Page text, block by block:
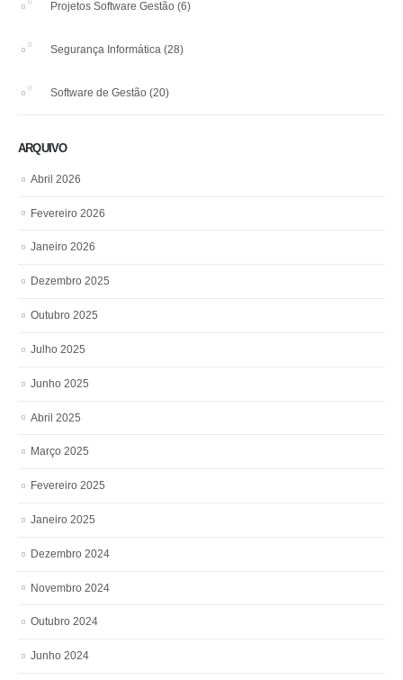
Projetos Software Gestão (6)
Segurança Informática (28)
Software de Gestão (20)
ARQUIVO
Abril 2026
Fevereiro 2026
Janeiro 2026
Dezembro 2025
Outubro 2025
Julho 2025
Junho 2025
Abril 2025
Março 2025
Fevereiro 2025
Janeiro 2025
Dezembro 2024
Novembro 2024
Outubro 2024
Junho 2024